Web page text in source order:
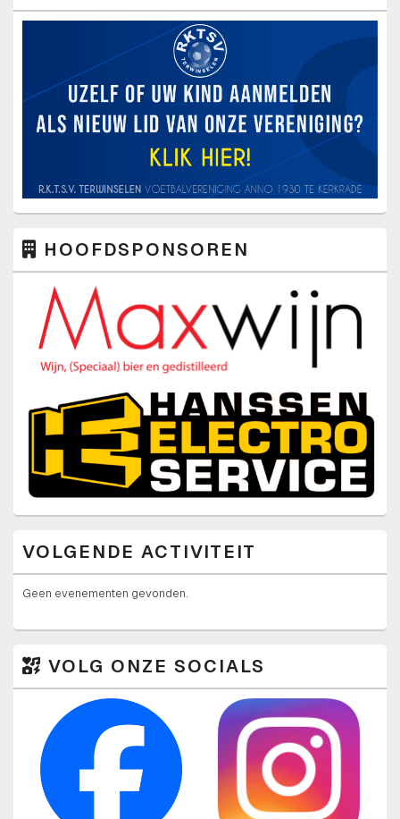
GEBIED
HOOFDSPONSOREN
VOLGENDE ACTIVITEIT
Geen evenementen gevonden.
VOLG ONZE SOCIALS